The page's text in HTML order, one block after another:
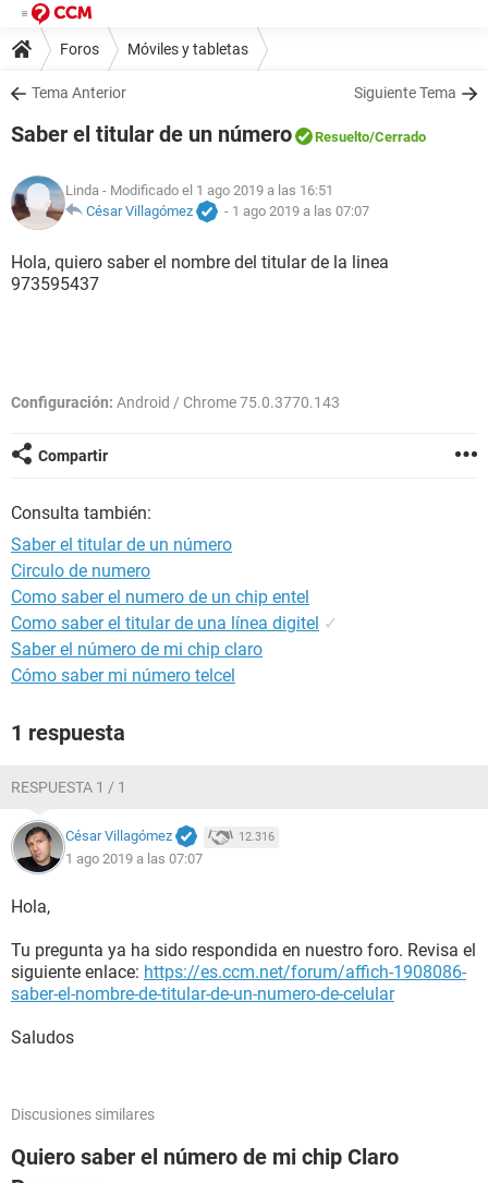
Foros Móviles y tabletas
Tema Anterior Siguiente Tema
Saber el titular de un número Resuelto/Cerrado
Linda - Modificado el 1 ago 2019 a las 16:51
César Villagómez
- 1 ago 2019 a las 07:07
Hola, quiero saber el nombre del titular de la linea
973595437
Configuración: Android / Chrome 75.0.3770.143
Compartir
Consulta también:
Saber el titular de un número
Circulo de numero
Como saber el numero de un chip entel
Como saber el titular de una línea digitel ✓
Saber el número de mi chip claro
Cómo saber mi número telcel
1 respuesta
RESPUESTA 1 / 1
César Villagómez 12.316
1 ago 2019 a las 07:07
Hola,
Tu pregunta ya ha sido respondida en nuestro foro. Revisa el
siguiente enlace: https://es.ccm.net/forum/affich-1908086-
saber-el-nombre-de-titular-de-un-numero-de-celular
Saludos
Discusiones similares
Quiero saber el número de mi chip Claro